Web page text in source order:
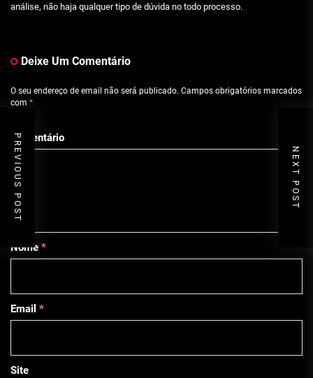
análise, não haja qualquer tipo de dúvida no todo processo.
Deixe Um Comentário
O seu endereço de email não será publicado. Campos obrigatórios marcados
com *
Comentário
Nome *
Email *
Site
PREVIOUS POST NEXT POST